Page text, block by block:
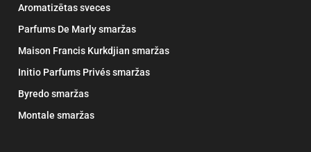
Aromatizētas sveces
Parfums De Marly smaržas
Maison Francis Kurkdjian smaržas
Initio Parfums Privés smaržas
Byredo smaržas
Montale smaržas